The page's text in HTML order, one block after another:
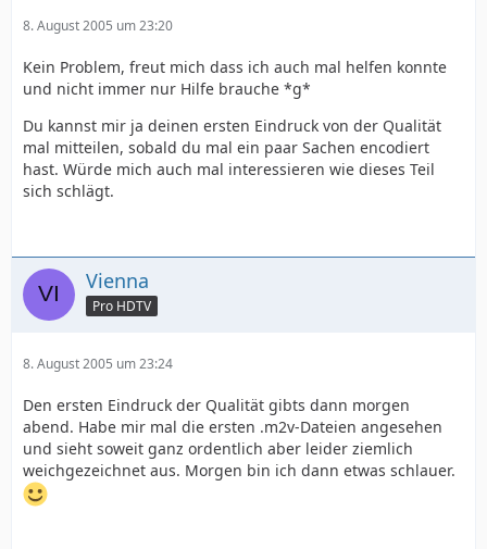
8. August 2005 um 23:20
Kein Problem, freut mich dass ich auch mal helfen konnte
und nicht immer nur Hilfe brauche *g*
Du kannst mir ja deinen ersten Eindruck von der Qualität
mal mitteilen, sobald du mal ein paar Sachen encodiert
hast. Würde mich auch mal interessieren wie dieses Teil
sich schlägt.
Vienna
Pro HDTV
8. August 2005 um 23:24
Den ersten Eindruck der Qualität gibts dann morgen
abend. Habe mir mal die ersten .m2v-Dateien angesehen
und sieht soweit ganz ordentlich aber leider ziemlich
weichgezeichnet aus. Morgen bin ich dann etwas schlauer.